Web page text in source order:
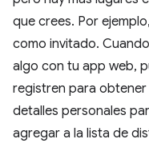
que crees. Por
como invitado.
algo con tu app web,
registren para
detalles personales
agregar a la lista de